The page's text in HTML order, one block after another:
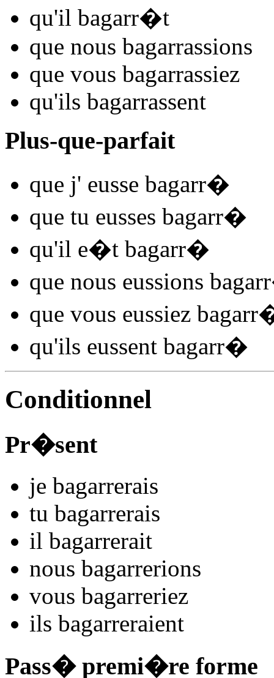
qu'il bagarr�t
que nous bagarrassions
que vous bagarrassiez
qu'ils bagarrassent
Plus-que-parfait
que j' eusse bagarr�
que tu eusses bagarr�
qu'il e�t bagarr�
que nous eussions bagarr
que vous eussiez bagarr
qu'ils eussent bagarr�
Conditionnel
Pr�sent
je bagarrerais
tu bagarrerais
il bagarrerait
nous bagarrerions
vous bagarreriez
ils bagarreraient
Pass� premi�re forme